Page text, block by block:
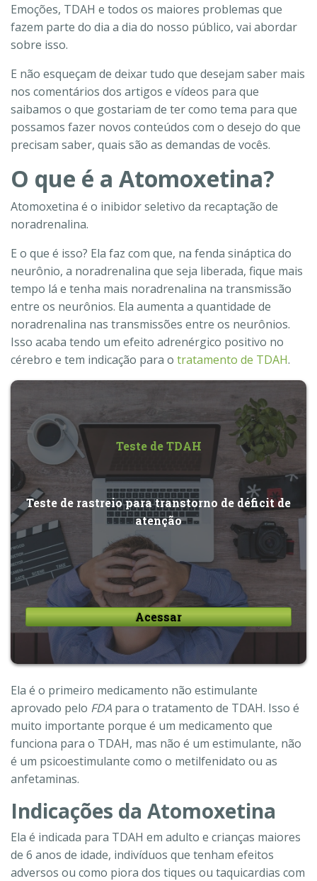
Emoções, TDAH e todos os maiores problemas que
fazem parte do dia a dia do nosso público, vai abordar
sobre isso.
E não esqueçam de deixar tudo que desejam saber mais
nos comentários dos artigos e vídeos para que
saibamos o que gostariam de ter como tema para que
possamos fazer novos conteúdos com o desejo do que
precisam saber, quais são as demandas de vocês.
O que é a Atomoxetina?
Atomoxetina é o inibidor seletivo da recaptação de
noradrenalina.
E o que é isso? Ela faz com que, na fenda sináptica do
neurônio, a noradrenalina que seja liberada, fique mais
tempo lá e tenha mais noradrenalina na transmissão
entre os neurônios. Ela aumenta a quantidade de
noradrenalina nas transmissões entre os neurônios.
Isso acaba tendo um efeito adrenérgico positivo no
cérebro e tem indicação para o tratamento de TDAH.
Teste de TDAH
Teste de rastreio para transtorno de déficit de
atenção
Acessar
Ela é o primeiro medicamento não estimulante
aprovado pelo FDA para o tratamento de TDAH. Isso é
muito importante porque é um medicamento que
funciona para o TDAH, mas não é um estimulante, não
é um psicoestimulante como o metilfenidato ou as
anfetaminas.
Indicações da Atomoxetina
Ela é indicada para TDAH em adulto e crianças maiores
de 6 anos de idade, indivíduos que tenham efeitos
adversos ou como piora dos tiques ou taquicardias com